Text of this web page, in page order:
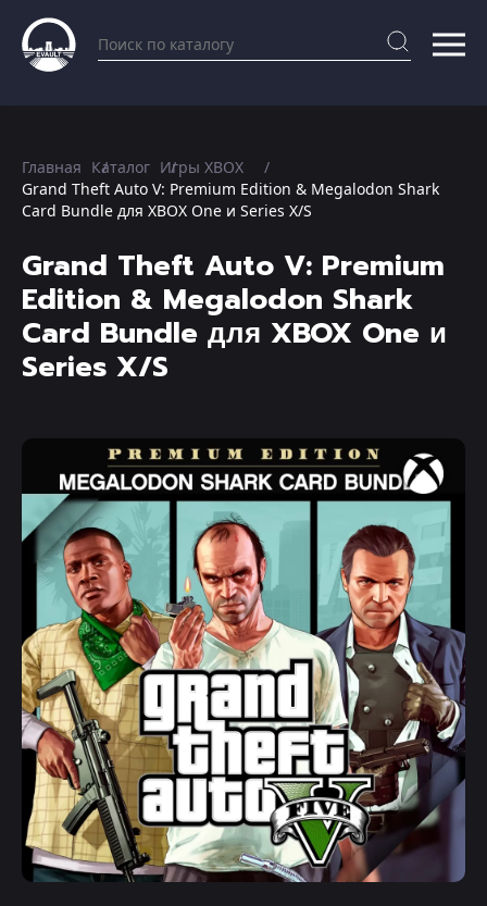
Главная Каталог Игры XBOX
Grand Theft Auto V: Premium Edition & Megalodon Shark
Card Bundle для XBOX One и Series X/S
Grand Theft Auto V: Premium
Edition & Megalodon Shark
Card Bundle для XBOX One и
Series X/S